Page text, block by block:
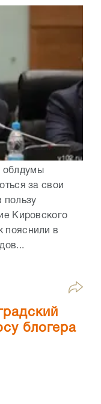
облдумы
за свои
пользу
Кировского
пояснили в
блогера